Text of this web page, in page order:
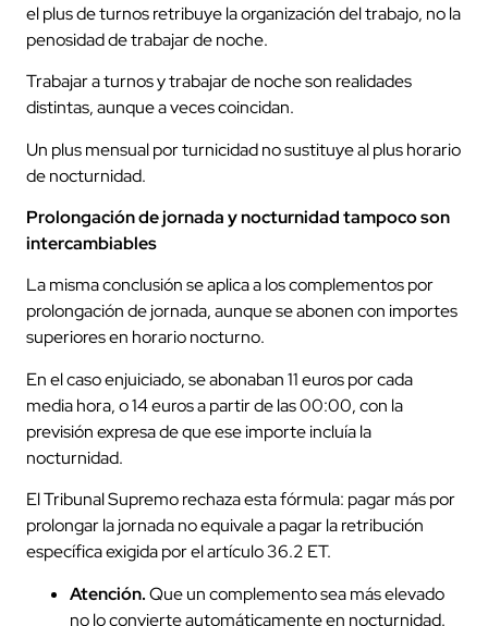
el plus de turnos retribuye la organización del trabajo, no la
penosidad de trabajar de noche.
Trabajar a turnos y trabajar de noche son realidades
distintas, aunque a veces coincidan.
Un plus mensual por turnicidad no sustituye al plus horario
de nocturnidad.
Prolongación de jornada y nocturnidad tampoco son
intercambiables
La misma conclusión se aplica a los complementos por
prolongación de jornada, aunque se abonen con importes
superiores en horario nocturno.
En el caso enjuiciado, se abonaban 11 euros por cada
media hora, o 14 euros a partir de las 00:00, con la
previsión expresa de que ese importe incluía la
nocturnidad.
El Tribunal Supremo rechaza esta fórmula: pagar más por
prolongar la jornada no equivale a pagar la retribución
específica exigida por el artículo 36.2 ET.
Atención.Que un complemento sea más elevado
no lo convierte automáticamente en nocturnidad.